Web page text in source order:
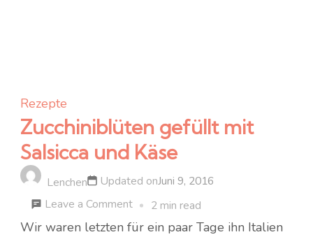
Rezepte
Zucchiniblüten gefüllt mit
Salsicca und Käse
Lenchen Updated onJuni 9, 2016
Leave a Commenton
Zucchiniblüten
2 min read
Wir waren letzten für ein paar Tage ihn Italien